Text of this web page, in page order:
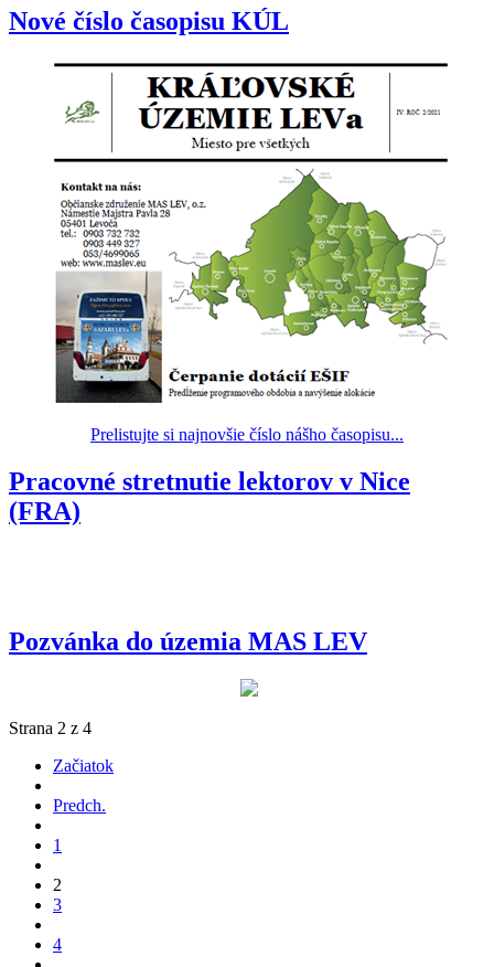
Nové číslo časopisu KÚL
Prelistujte si najnovšie číslo nášho časopisu...
Pracovné stretnutie lektorov v Nice
(FRA)
Pozvánka do územia MAS LEV
Strana 2 z 4
Začiatok
Predch.
1
2
3
4